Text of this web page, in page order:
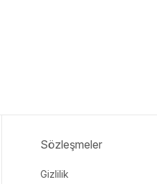
Sözleşmeler
Gizlilik